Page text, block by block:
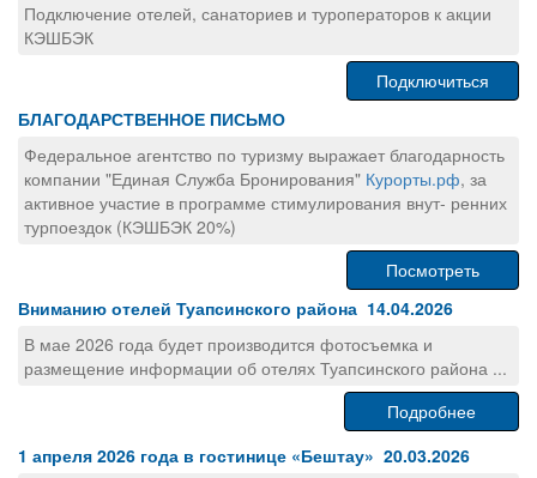
Подключение отелей, санаториев и туроператоров к акции
КЭШБЭК
Подключиться
БЛАГОДАРСТВЕННОЕ ПИСЬМО
Федеральное агентство по туризму выражает благодарность
компании "Единая Служба Бронирования" Курорты.рф, за
активное участие в программе стимулирования внут- ренних
турпоездок (КЭШБЭК 20%)
Посмотреть
Вниманию отелей Туапсинского района 14.04.2026
В мае 2026 года будет производится фотосъемка и
размещение информации об отелях Туапсинского района ...
Подробнее
1 апреля 2026 года в гостинице «Бештау» 20.03.2026